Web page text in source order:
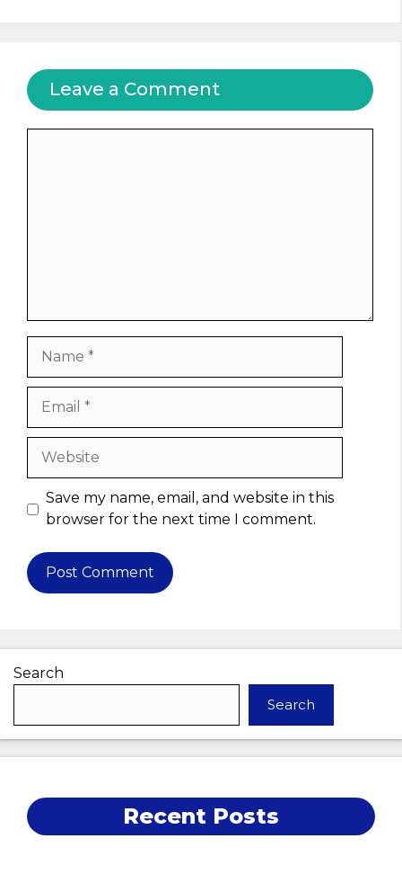
Leave a Comment
Website
Save my name, email, and website in this
browser for the next time I comment.
Search
Search
Recent Posts